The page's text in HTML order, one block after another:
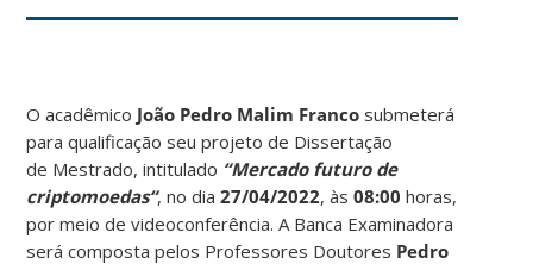
O acadêmico João Pedro Malim Franco submeterá
para qualificação seu projeto de Dissertação
de Mestrado, intitulado “Mercado futuro de
criptomoedas“, no dia27/04/2022, às08:00 horas,
por meio de videoconferência. A Banca Examinadora
será composta pelos Professores Doutores Pedro